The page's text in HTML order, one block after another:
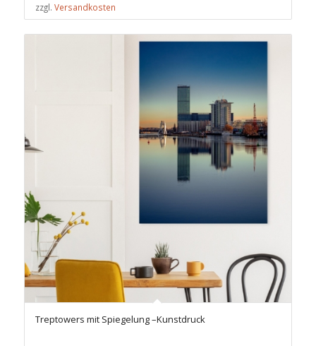
zzgl. Versandkosten
Treptowers mit Spiegelung –Kunstdruck